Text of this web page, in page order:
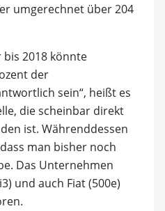
umgerechnet über 204
bis 2018 könnte
der
sein“, heißt es
die scheinbar direkt
ist. Währenddessen
man bisher noch
Das Unternehmen
und auch Fiat (500e)